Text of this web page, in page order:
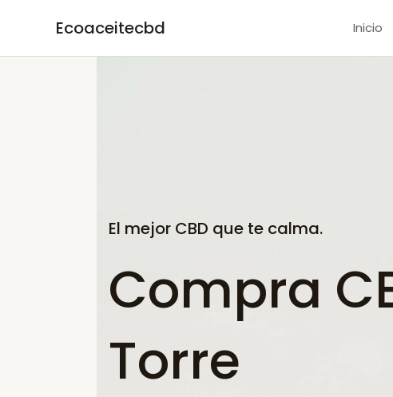
contenido
Ecoaceitecbd Inicio
El mejor CBD que te calma.
Compra
Torre